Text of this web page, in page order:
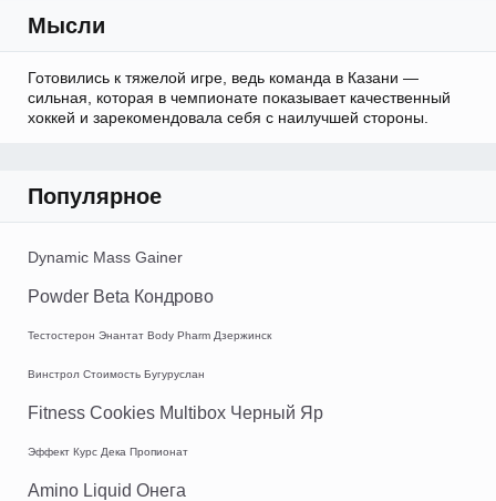
Мысли
Готовились к тяжелой игре, ведь команда в Казани —
сильная, которая в чемпионате показывает качественный
хоккей и зарекомендовала себя с наилучшей стороны.
Популярное
Dynamic Mass Gainer
Powder Beta Кондрово
Тестостерон Энантат Body Pharm Дзержинск
Винстрол Стоимость Бугуруслан
Fitness Cookies Multibox Черный Яр
Эффект Курс Дека Пропионат
Amino Liquid Онега